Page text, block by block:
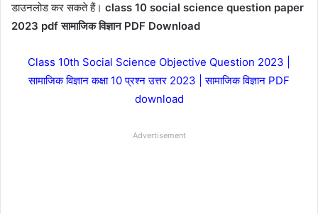
डाउनलोड कर सकते हैं। class 10 social science question paper
2023 pdf सामाजिक विज्ञान PDF Download
Class 10th Social Science Objective Question 2023 |
सामाजिक विज्ञान कक्षा 10 प्रश्न उत्तर 2023 | सामाजिक विज्ञान PDF
download
Advertisement